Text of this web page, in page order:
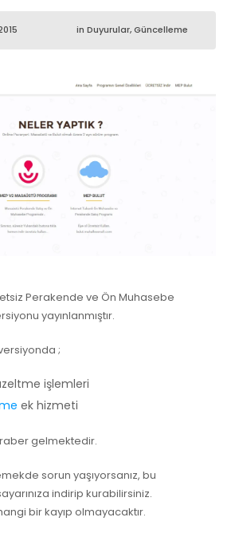
in Duyurular,Güncelleme
Perakende ve Ön Muhasebe
yayınlanmıştır.
;
işlemleri
ek hizmeti
gelmektedir.
sorun yaşıyorsanız, bu
indirip kurabilirsiniz.
bir kayıp olmayacaktır.